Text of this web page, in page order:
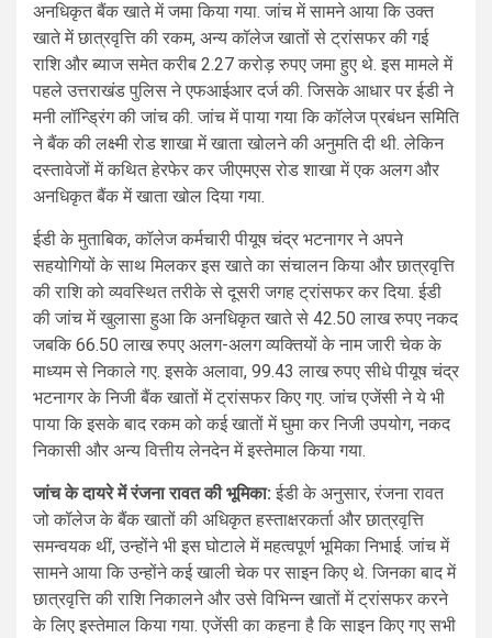
अनधिकृत बैंक खाते में जमा किया गया. जांच में सामने आया कि उक्त
खाते में छात्रवृत्ति की रकम, अन्य कॉलेज खातों से ट्रांसफर की गई
राशि और ब्याज समेत करीब 2.27 करोड़ रुपए जमा हुए थे. इस मामले में
पहले उत्तराखंड पुलिस ने एफआईआर दर्ज की. जिसके आधार पर ईडी ने
मनी लॉन्ड्रिंग की जांच की. जांच में पाया गया कि कॉलेज प्रबंधन समिति
ने बैंक की लक्ष्मी रोड शाखा में खाता खोलने की अनुमति दी थी. लेकिन
दस्तावेजों में कथित हेरफेर कर जीएमएस रोड शाखा में एक अलग और
अनधिकृत बैंक में खाता खोल दिया गया.
ईडी के मुताबिक, कॉलेज कर्मचारी पीयूष चंद्र भटनागर ने अपने
सहयोगियों के साथ मिलकर इस खाते का संचालन किया और छात्रवृत्ति
की राशि को व्यवस्थित तरीके से दूसरी जगह ट्रांसफर कर दिया. ईडी
की जांच में खुलासा हुआ कि अनधिकृत खाते से 42.50 लाख रुपए नकद
जबकि 66.50 लाख रुपए अलग-अलग व्यक्तियों के नाम जारी चेक के
माध्यम से निकाले गए. इसके अलावा, 99.43 लाख रुपए सीधे पीयूष चंद्र
भटनागर के निजी बैंक खातों में ट्रांसफर किए गए. जांच एजेंसी ने ये भी
पाया कि इसके बाद रकम को कई खातों में घुमा कर निजी उपयोग, नकद
निकासी और अन्य वित्तीय लेनदेन में इस्तेमाल किया गया.
जांच के दायरे में रंजना रावत की भूमिका: ईडी के अनुसार, रंजना रावत
जो कॉलेज के बैंक खातों की अधिकृत हस्ताक्षरकर्ता और छात्रवृत्ति
समन्वयक थीं, उन्होंने भी इस घोटाले में महत्वपूर्ण भूमिका निभाई. जांच में
सामने आया कि उन्होंने कई खाली चेक पर साइन किए थे. जिनका बाद में
छात्रवृत्ति की राशि निकालने और उसे विभिन्न खातों में ट्रांसफर करने
के लिए इस्तेमाल किया गया. एजेंसी का कहना है कि साइन किए गए सभी